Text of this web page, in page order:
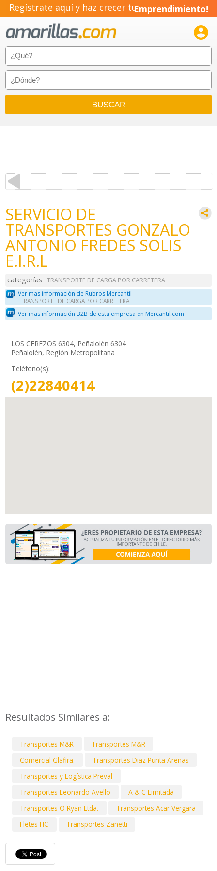
Regístrate aquí y haz crecer tuEmprendimiento!

SERVICIO DE
TRANSPORTES GONZALO
ANTONIO FREDES SOLIS
E.I.R.L
categorías
TRANSPORTE DE CARGA POR CARRETERA
Ver mas información de Rubros Mercantil
TRANSPORTE DE CARGA POR CARRETERA
Ver mas información B2B de esta empresa en Mercantil.com
LOS CEREZOS 6304, Peñalolén 6304
Peñalolén, Región Metropolitana
Teléfono(s):
(2)22840414
Resultados Similares a:
Transportes M&R
Transportes M&R
Comercial Glafira.
Transportes Diaz Punta Arenas
Transportes y Logística Preval
Transportes Leonardo Avello
A & C Limitada
Transportes O Ryan Ltda.
Transportes Acar Vergara
Fletes HC
Transportes Zanetti